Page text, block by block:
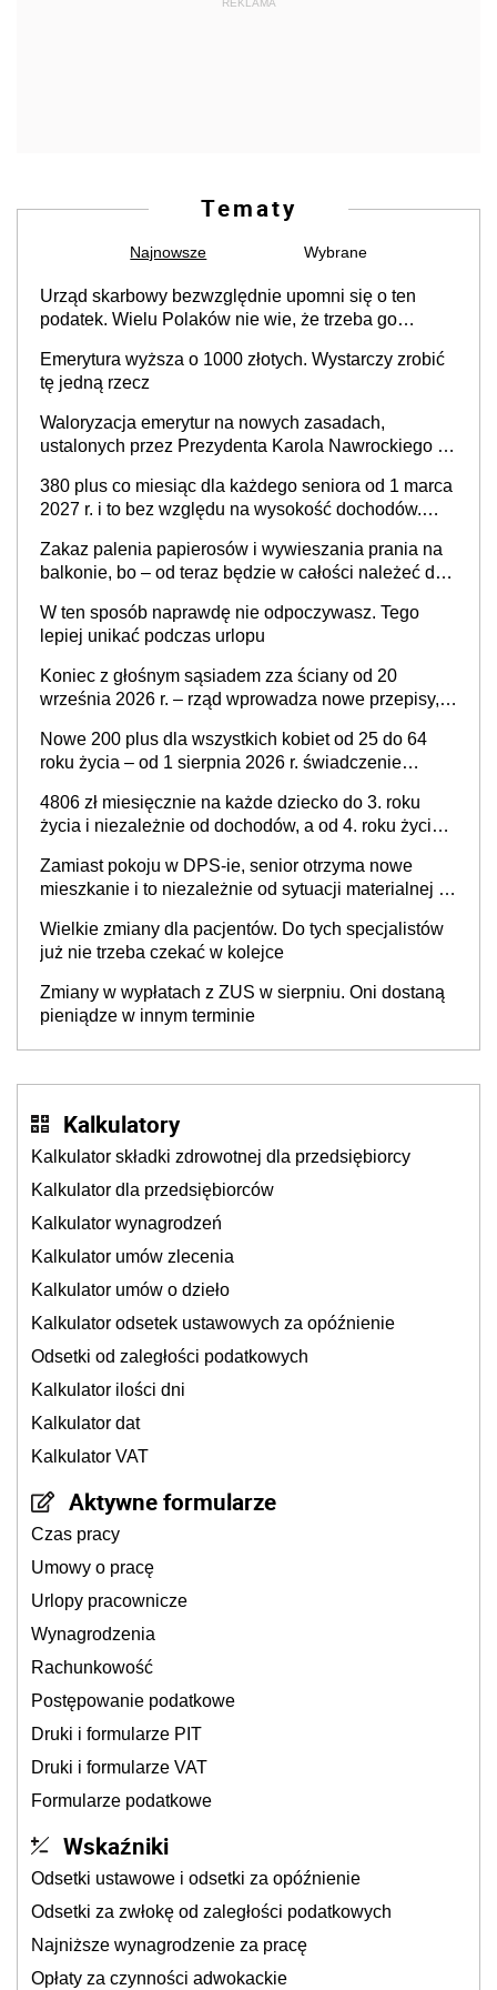
REKLAMA
Tematy
Najnowsze Wybrane
Urząd skarbowy bezwzględnie upomni się o ten
podatek. Wielu Polaków nie wie, że trzeba go
Emerytura wyższa o 1000 złotych. Wystarczy zrobić
tę jedną rzecz
Waloryzacja emerytur na nowych zasadach,
ustalonych przez Prezydenta Karola Nawrockiego –
podwyżka świadczeń?
380 plus co miesiąc dla każdego seniora od 1 marca
2027 r. i to bez względu na wysokość dochodów.
otrzymać świadczenie
Zakaz palenia papierosów i wywieszania prania na
balkonie, bo – od teraz będzie w całości należeć do
przysługiwać będzie wyłącznie służebność? Nowy
projekt rządowy
W ten sposób naprawdę nie odpoczywasz. Tego
lepiej unikać podczas urlopu
Koniec z głośnym sąsiadem zza ściany od 20
września 2026 r. – rząd wprowadza nowe przepisy,
Nowe 200 plus dla wszystkich kobiet od 25 do 64
roku życia – od 1 sierpnia 2026 r. świadczenie
4806 zł miesięcznie na każde dziecko do 3. roku
życia i niezależnie od dochodów, a od 4. roku życia
spadku liczby urodzeń w Polsce
Zamiast pokoju w DPS-ie, senior otrzyma nowe
mieszkanie i to niezależnie od sytuacji materialnej –
roku życia
Wielkie zmiany dla pacjentów. Do tych specjalistów
już nie trzeba czekać w kolejce
Zmiany w wypłatach z ZUS w sierpniu. Oni dostaną
pieniądze w innym terminie
Kalkulatory
Kalkulator składki zdrowotnej dla przedsiębiorcy
Kalkulator dla przedsiębiorców
Kalkulator wynagrodzeń
Kalkulator umów zlecenia
Kalkulator umów o dzieło
Kalkulator odsetek ustawowych za opóźnienie
Odsetki od zaległości podatkowych
Kalkulator ilości dni
Kalkulator dat
Kalkulator VAT
Aktywne formularze
Czas pracy
Umowy o pracę
Urlopy pracownicze
Wynagrodzenia
Rachunkowość
Postępowanie podatkowe
Druki i formularze PIT
Druki i formularze VAT
Formularze podatkowe
Wskaźniki
Odsetki ustawowe i odsetki za opóźnienie
Odsetki za zwłokę od zaległości podatkowych
Najniższe wynagrodzenie za pracę
Opłaty za czynności adwokackie